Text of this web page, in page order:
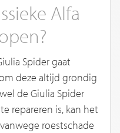
Alfa
Spider gaat
deze altijd grondig
de Giulia Spider
repareren is, kan het
roestschade